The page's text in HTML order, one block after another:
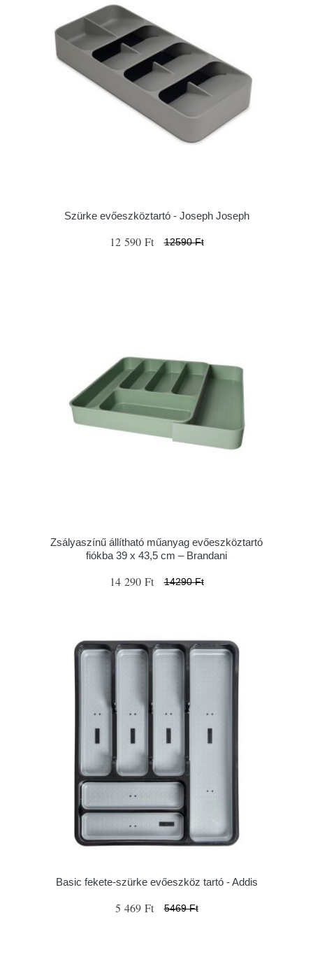
Szürke evőeszköztartó - Joseph Joseph
12 590 Ft 12590 Ft
Zsályaszínű állítható műanyag evőeszköztartó
fiókba 39 x 43,5 cm – Brandani
14 290 Ft 14290 Ft
Basic fekete-szürke evőeszköz tartó - Addis
5 469 Ft 5469 Ft